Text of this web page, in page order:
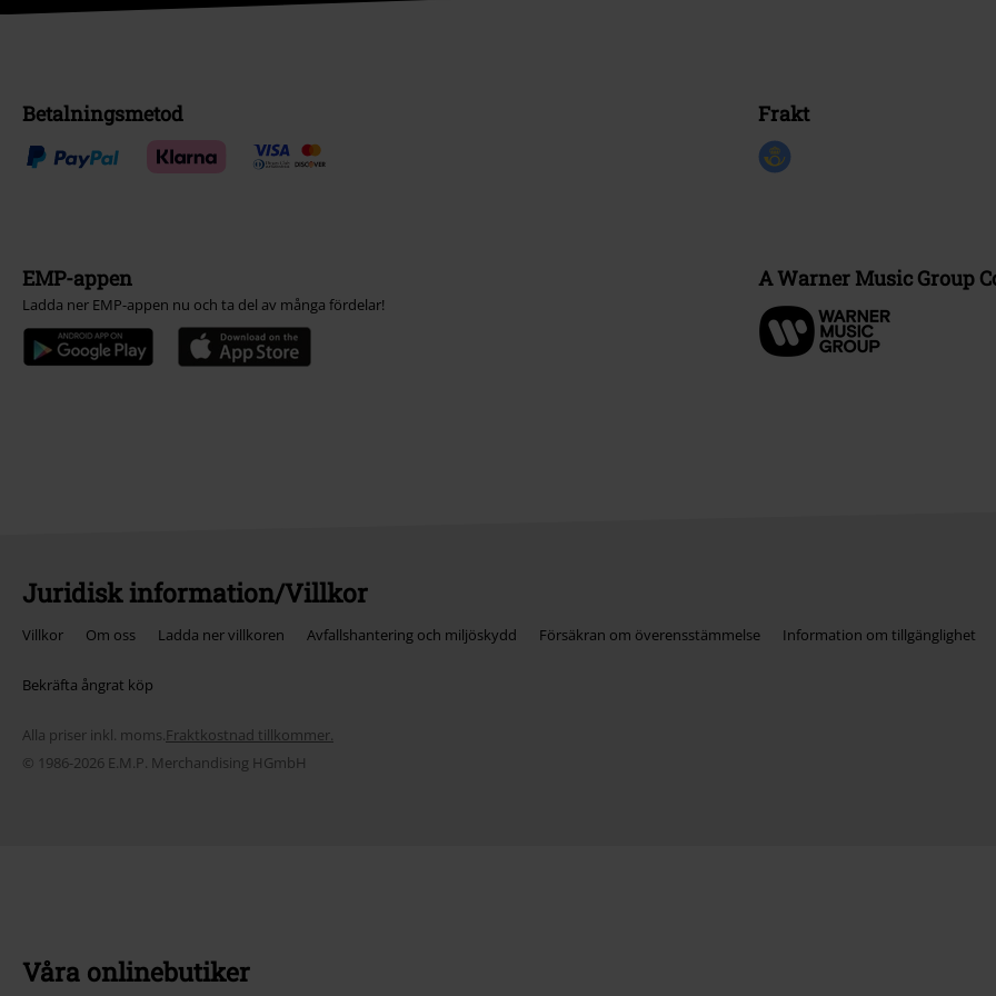
Betalningsmetod Frakt
EMP-appen
Ladda ner EMP-appen nu och ta del av många fördelar!
A Warner Music Group
Juridisk information/Villkor
Villkor Om oss Ladda ner villkoren Avfallshantering och miljöskydd Försäkran om överensstämmelse Information om tillgänglighet
Bekräfta ångrat köp
Alla priser inkl. moms.Fraktkostnad tillkommer.
© 1986-2026 E.M.P. Merchandising HGmbH
Våra onlinebutiker